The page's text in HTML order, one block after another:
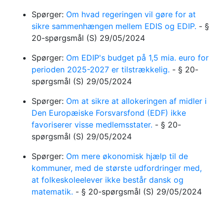
Spørger: Om hvad regeringen vil gøre for at
sikre sammenhængen mellem EDIS og EDIP. - §
20-spørgsmål (S) 29/05/2024
Spørger: Om EDIP's budget på 1,5 mia. euro for
perioden 2025-2027 er tilstrækkelig. - § 20-
spørgsmål (S) 29/05/2024
Spørger: Om at sikre at allokeringen af midler i
Den Europæiske Forsvarsfond (EDF) ikke
favoriserer visse medlemsstater. - § 20-
spørgsmål (S) 29/05/2024
Spørger: Om mere økonomisk hjælp til de
kommuner, med de største udfordringer med,
at folkeskoleelever ikke består dansk og
matematik. - § 20-spørgsmål (S) 29/05/2024